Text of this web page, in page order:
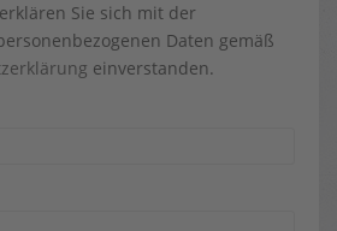
Sie sich mit der
Daten gemäß
einverstanden.